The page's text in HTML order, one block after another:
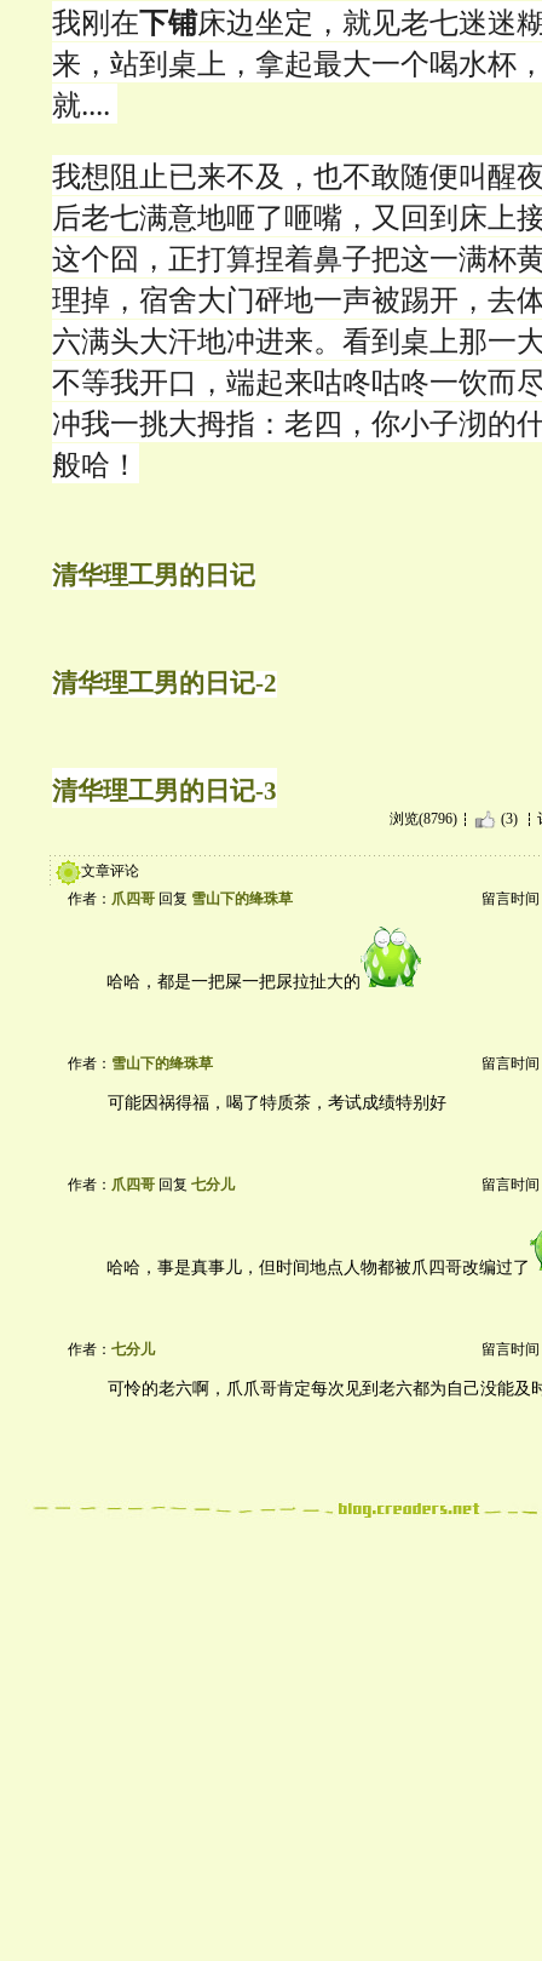
我刚在下铺床边坐定，就见老七迷迷
来，站到桌上，拿起最大一个喝水杯
就....
我想阻止已来不及，也不敢随便叫醒
后老七满意地咂了咂嘴，又回到床上
这个囧，正打算捏着鼻子把这一满杯
理掉，宿舍大门砰地一声被踢开，去
六满头大汗地冲进来。看到桌上那一
不等我开口，端起来咕咚咕咚一饮而
冲我一挑大拇指：老四，你小子沏的
般哈！
清华理工男的日记
清华理工男的日记-2
清华理工男的日记-3
浏览(8796) (3)
文章评论
作者： 爪四哥 回复 雪山下的绛珠草 留言时间
哈哈，都是一把屎一把尿拉扯大的
作者： 雪山下的绛珠草 留言时间
可能因祸得福，喝了特质茶，考试成绩特别好
作者： 爪四哥 回复 七分儿 留言时间
哈哈，事是真事儿，但时间地点人物都被爪四哥改编过了
作者： 七分儿 留言时间
可怜的老六啊，爪爪哥肯定每次见到老六都为自己没能及